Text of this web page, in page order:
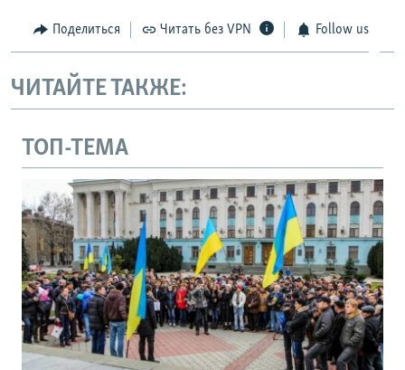
Поделиться Читать без VPN Follow us
ЧИТАЙТЕ ТАКЖЕ:
ТОП-ТЕМА